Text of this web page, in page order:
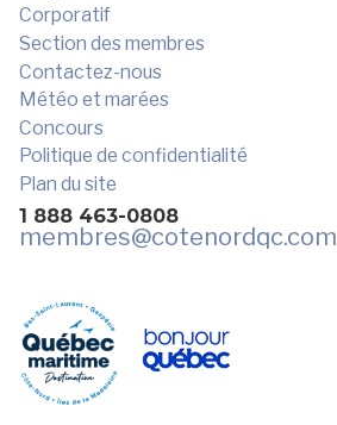
Corporatif
Section des membres
Contactez-nous
Météo et marées
Concours
Politique de confidentialité
Plan du site
1 888 463-0808
membres@cotenordqc.com